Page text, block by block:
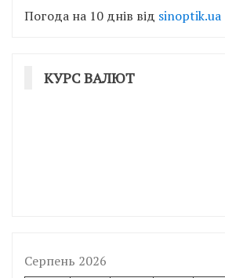
Погода на 10 днів від sinoptik.ua
КУРС ВАЛЮТ
Серпень 2026